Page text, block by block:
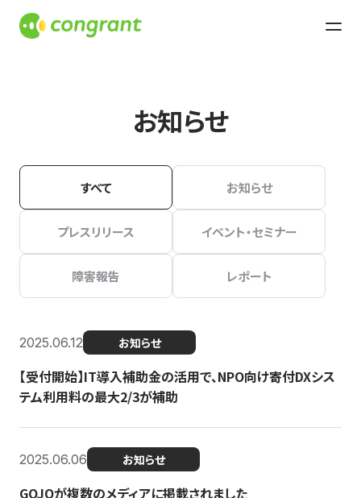
お知らせ
すべて お知らせ
プレスリリース イベント・セミナー
障害報告 レポート
2025.06.12 お知らせ
【受付開始】IT導入補助金の活用で、NPO向け寄付DXシス
テム利用料の最大2/3が補助
2025.06.06 お知らせ
GOJOが複数のメディアに掲載されました